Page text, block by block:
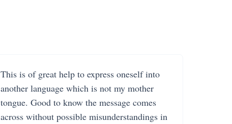
This is of great help to express oneself into
another language which is not my mother
tongue. Good to know the message comes
across without possible misunderstandings in